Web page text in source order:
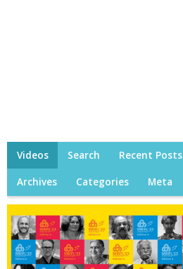
Videos Search Recent Posts
Archives Categories Meta